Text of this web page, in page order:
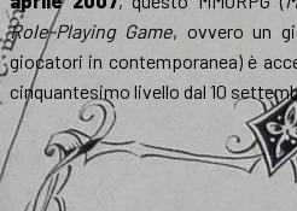
Role-Playing Game, ovvero un
giocatori in contemporanea) è
cinquantesimo livello dal 10